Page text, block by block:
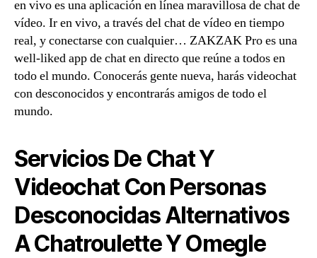
en vivo es una aplicación en línea maravillosa de chat de
vídeo. Ir en vivo, a través del chat de vídeo en tiempo
real, y conectarse con cualquier… ZAKZAK Pro es una
well-liked app de chat en directo que reúne a todos en
todo el mundo. Conocerás gente nueva, harás videochat
con desconocidos y encontrarás amigos de todo el
mundo.
Servicios De Chat Y
Videochat Con Personas
Desconocidas Alternativos
A Chatroulette Y Omegle